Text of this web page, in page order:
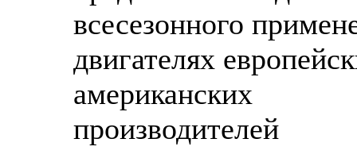
всесезонного
двигателях
американских
производителей